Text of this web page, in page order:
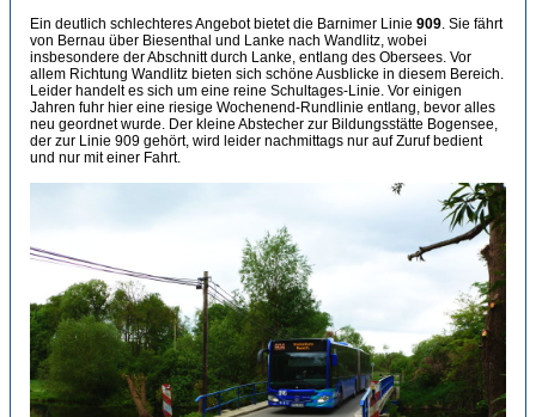
Ein deutlich schlechteres Angebot bietet die Barnimer Linie 909. Sie fährt
von Bernau über Biesenthal und Lanke nach Wandlitz, wobei
insbesondere der Abschnitt durch Lanke, entlang des Obersees. Vor
allem Richtung Wandlitz bieten sich schöne Ausblicke in diesem Bereich.
Leider handelt es sich um eine reine Schultages-Linie. Vor einigen
Jahren fuhr hier eine riesige Wochenend-Rundlinie entlang, bevor alles
neu geordnet wurde. Der kleine Abstecher zur Bildungsstätte Bogensee,
der zur Linie 909 gehört, wird leider nachmittags nur auf Zuruf bedient
und nur mit einer Fahrt.